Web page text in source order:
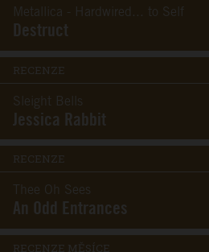
Metallica - Hardwired... to Self
Destruct
RECENZE
Sleight Bells
Jessica Rabbit
RECENZE
Thee Oh Sees
An Odd Entrances
RECENZE MĚSÍCE